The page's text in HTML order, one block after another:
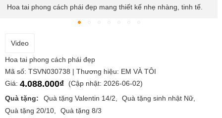
nhẹ nhàng, tinh tế.
Món trang sức giúp bạn tôn lên đường nét
Video
Hoa tai phong cách phái đẹp
Mã số: TSVN030738 | Thương hiệu: EM VÀ TÔI
Giá: 4.088.000₫
(Cập nhật: 2026-06-02)
Quà tặng:
Quà tặng Valentin 14/2
Quà tặng sinh nhật Nữ
Quà tặng 20/10
Quà tặng 8/3